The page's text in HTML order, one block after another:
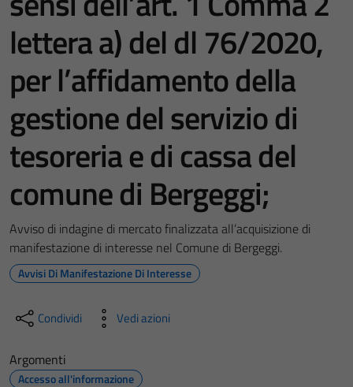
lettera a) del dl 76/2020,
per l’affidamento della
gestione del servizio di
tesoreria e di cassa del
comune di Bergeggi;
Avviso di indagine di mercato finalizzata all’acquisizione di
manifestazione di interesse nel Comune di Bergeggi.
Avvisi Di Manifestazione Di Interesse
Condividi Vedi azioni
Argomenti
Accesso all'informazione